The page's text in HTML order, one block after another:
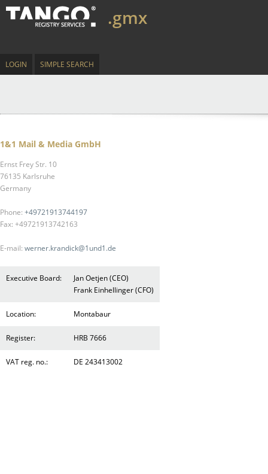
.gmx
LOGIN SIMPLE SEARCH
1&1 Mail & Media GmbH
Ernst Frey Str. 10
76135 Karlsruhe
Germany
Phone: +49721913744197
Fax: +49721913742163
E-mail: werner.krandick@1und1.de
Executive Board:
Jan Oetjen (CEO)
Frank Einhellinger (CFO)
Location: Montabaur
Register: HRB 7666
VAT reg. no.: DE 243413002